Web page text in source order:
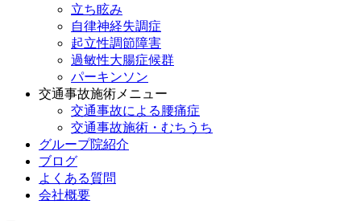
立ち眩み
自律神経失調症
起立性調節障害
過敏性大腸症候群
パーキンソン
交通事故施術メニュー
交通事故による腰痛症
交通事故施術・むちうち
グループ院紹介
ブログ
よくある質問
会社概要